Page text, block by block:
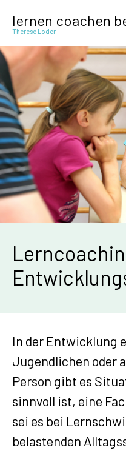
lernen coachen
Therese Loder
In der Entwicklung
Jugendlichen oder
Person gibt es
sinnvoll ist, eine
sei es bei
belastenden